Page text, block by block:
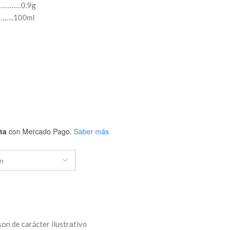
con Mercado Pago. Saber más
de carácter ilustrativo